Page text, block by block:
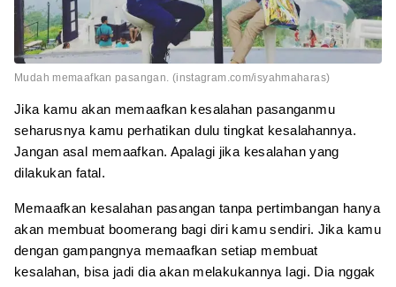
Mudah memaafkan pasangan. (instagram.com/isyahmaharas)
Jika kamu akan memaafkan kesalahan pasanganmu
seharusnya kamu perhatikan dulu tingkat kesalahannya.
Jangan asal memaafkan. Apalagi jika kesalahan yang
dilakukan fatal.
Memaafkan kesalahan pasangan tanpa pertimbangan hanya
akan membuat boomerang bagi diri kamu sendiri. Jika kamu
dengan gampangnya memaafkan setiap membuat
kesalahan, bisa jadi dia akan melakukannya lagi. Dia nggak